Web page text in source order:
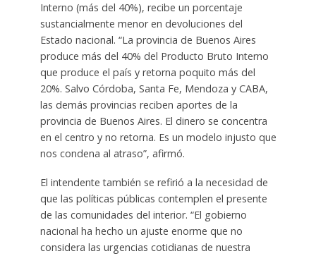
Interno (más del 40%), recibe un porcentaje
sustancialmente menor en devoluciones del
Estado nacional. “La provincia de Buenos Aires
produce más del 40% del Producto Bruto Interno
que produce el país y retorna poquito más del
20%. Salvo Córdoba, Santa Fe, Mendoza y CABA,
las demás provincias reciben aportes de la
provincia de Buenos Aires. El dinero se concentra
en el centro y no retorna. Es un modelo injusto que
nos condena al atraso”, afirmó.
El intendente también se refirió a la necesidad de
que las políticas públicas contemplen el presente
de las comunidades del interior. “El gobierno
nacional ha hecho un ajuste enorme que no
considera las urgencias cotidianas de nuestra